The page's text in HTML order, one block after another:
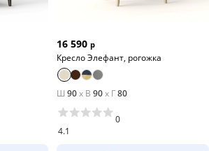
16 590 р
Кресло Элефант, рогожка
Ш 90x В 90x Г80
4.1
0